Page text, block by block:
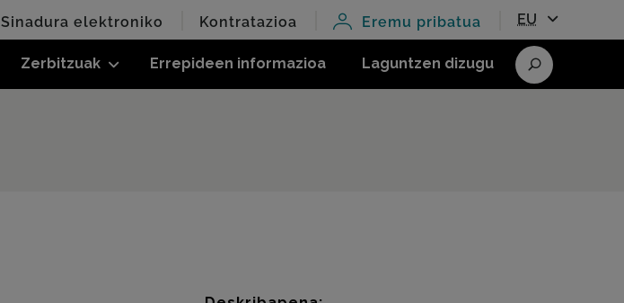
Zerbitzuak Errepideen informazioa Laguntzen dizugu
Sinadura elektroniko Kontratazioa Eremu pribatua EU
Bilatu